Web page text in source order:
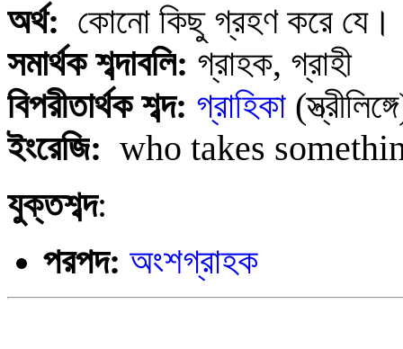
অর্থ: কোনো কিছু গ্রহণ করে যে।
সমার্থক শব্দাবলি: গ্রাহক, গ্রাহী
বিপরীতার্থক শব্দ: গ্রাহিকা
ইংরেজি: who takes
যুক্তশব্দ:
পরপদ: অংশগ্রাহক